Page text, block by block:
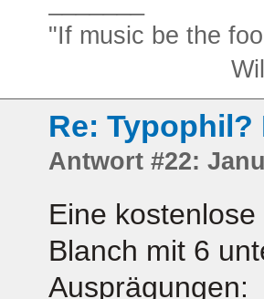
"If music be the
William
Re:
Antwort #22:
Eine
Blanch mit 6
Ausprägungen: